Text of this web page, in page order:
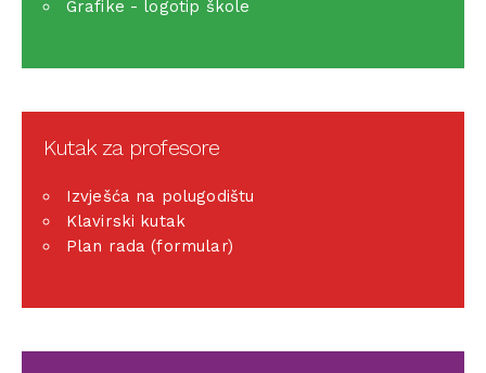
Grafike - logotip škole
Kutak za profesore
Izvješća na polugodištu
Klavirski kutak
Plan rada (formular)